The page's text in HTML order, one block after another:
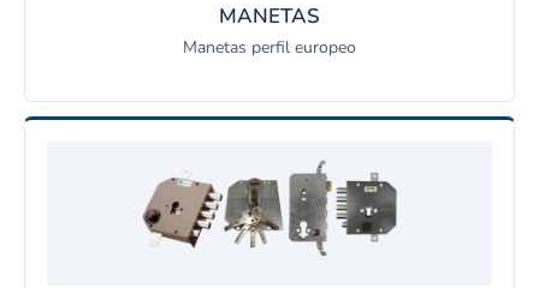
MANETAS
Manetas perfil europeo